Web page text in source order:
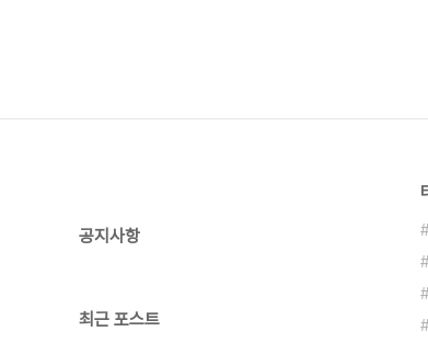
공지사항
최근 포스트